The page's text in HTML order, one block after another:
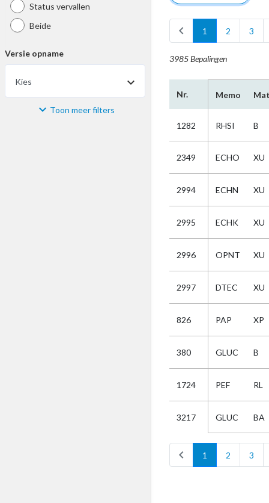
Status vervallen
Beide
Versie opname
Kies
Materiaal Toon meer filters
chevron_left 1 2 3
3985 Bepalingen
Nr. Memo
1282 RHSI B
2349 ECHO XU
2994 ECHN XU
2995 ECHK XU
2996 OPNT XU
2997 DTEC XU
826 PAP XP
380 GLUC B
1724 PEF RL
3217 GLUC BA
chevron_left 1 2 3